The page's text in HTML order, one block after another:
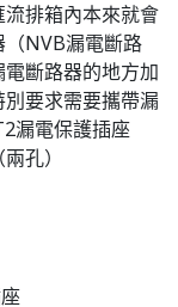
排箱內本來就會
NVB漏電斷路
斷路器的地方加
要求需要攜帶漏
漏電保護插座
孔）